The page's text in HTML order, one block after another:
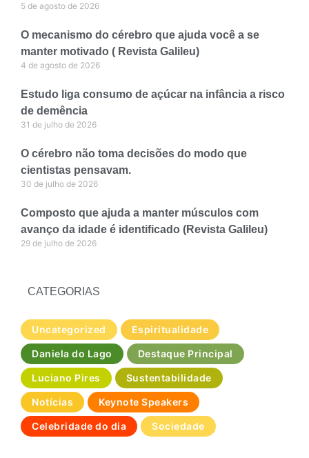
5 de agosto de 2026
O mecanismo do cérebro que ajuda você a se
manter motivado ( Revista Galileu)
4 de agosto de 2026
Estudo liga consumo de açúcar na infância a risco
de demência
31 de julho de 2026
O cérebro não toma decisões do modo que
cientistas pensavam.
30 de julho de 2026
Composto que ajuda a manter músculos com
avanço da idade é identificado (Revista Galileu)
29 de julho de 2026
CATEGORIAS
Uncategorized Espiritualidade
Daniela do Lago Destaque Principal
Luciano Pires Sustentabilidade
Notícias Keynote Speakers
Celebridade do dia Sociedade